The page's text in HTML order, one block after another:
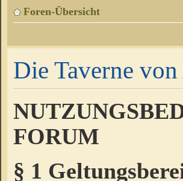
Foren-Übersicht
Die Taverne
FORUM
§ 1